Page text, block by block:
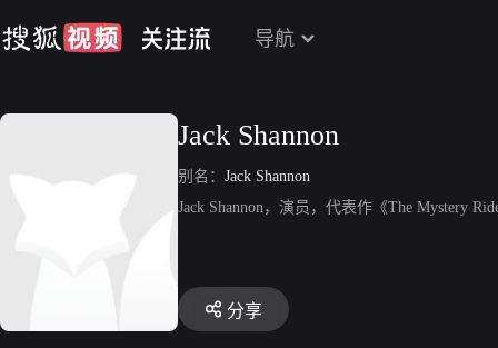
导航
Jack Shannon
别名： Jack Shannon
Jack Shannon，演员，代表作《The Mystery
分享